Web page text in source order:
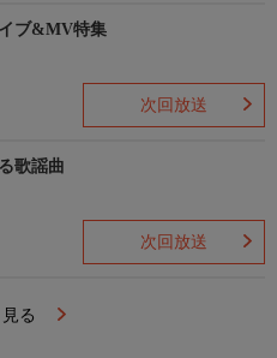
ブ&MV特集
次回放送
歌謡曲
次回放送
見る